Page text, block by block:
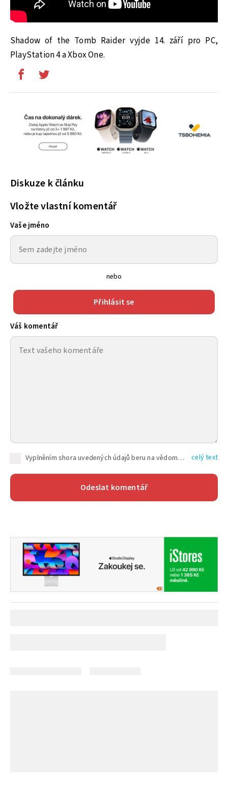
Shadow of the Tomb Raider vyjde 14. září pro PC,
PlayStation 4 a Xbox One.
Diskuze k článku
Vložte vlastní komentář
Vaše jméno
nebo
Přihlásit se
Váš komentář
Vyplněním shora uvedených údajů beru na vědomí, že společnost TEXT FACTORY s.r.o., sídlem Brno, Durďákova 336/29, Černá Pole, PSČ: 613 00, IČ: 06157831, zapsané u Krajského soudu v Brně, oddíl C, vložka 100399, bude zpracovávat mé osobní údaje uvedené v rámci mnou vyplněného registračního formuláře na základě oprávněných zájmů TEXT FACTORY s.r.o. dle čl. 6 odst. 1 písm. f) GDPR a pro splnění právních povinností (čl. 6 odst. 1 písm. c) GDPR), a to pro tyto účely: nezbytnost zajistit oprávnění návštěvníka webových stránek provozovaných společností TEXT FACTORY s.r.o. přispívat aktivně ke zveřejněným článkům nebo v rámci diskusních fór a výkon práv TEXT FACTORY s.r.o. jako administrátora těchto diskusních fór. Více informací o zpracování osobních údajů a právech lze nalézt v celý text